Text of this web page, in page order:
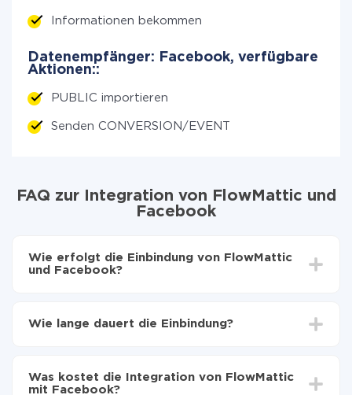
Informationen bekommen
Datenempfänger: Facebook, verfügbare
Aktionen::
PUBLIC importieren
Senden CONVERSION/EVENT
FAQ zur Integration von FlowMattic und
Facebook
Wie erfolgt die Einbindung von FlowMattic
und Facebook?
Facebook zu übertragen
FlowMattic auf Facebook übertragen
Wie lange dauert die Einbindung?
Im Durchschnitt dauert es 10-15 Minuten.
Was kostet die Integration von FlowMattic
mit Facebook?